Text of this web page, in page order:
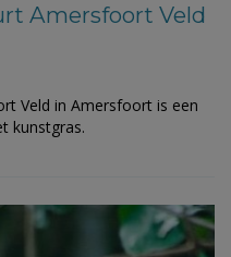
Amersfoort Veld
Veld in Amersfoort is een
kunstgras.